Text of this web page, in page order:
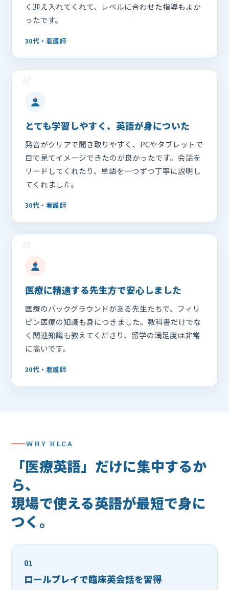
く迎え入れてくれて、レベルに合わせた指導もよか
ったです。
30代・看護師
とても学習しやすく、英語が身についた
発音がクリアで聞き取りやすく、PCやタブレットで
目で見てイメージできたのが良かったです。会話を
リードしてくれたり、単語を一つずつ丁寧に説明し
てくれました。
30代・看護師
医療に精通する先生方で安心しました
医療のバックグラウンドがある先生たちで、フィリ
ピン医療の知識も身につきました。教科書だけでな
く関連知識も教えてくださり、留学の満足度は非常
に高いです。
30代・看護師
WHY HLCA
「医療英語」だけに集中するか
ら、
現場で使える英語が最短で身に
つく。
01
ロールプレイで臨床英会話を習得